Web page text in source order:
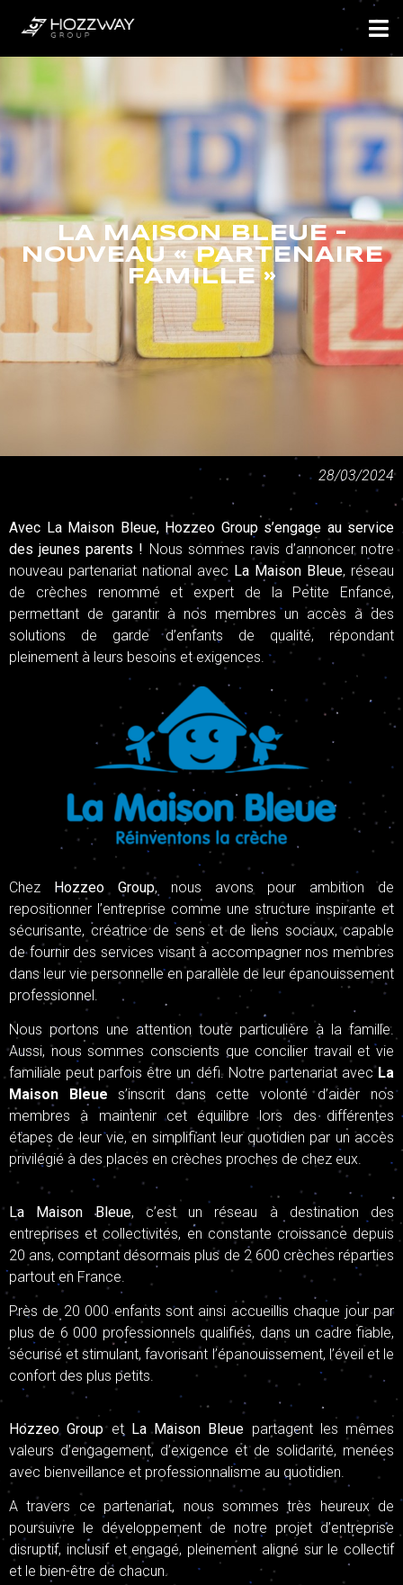
LA MAISON BLEUE –
NOUVEAU « PARTENAIRE
FAMILLE »
28/03/2024
Avec La Maison Bleue, Hozzeo Group s’engage au service
des jeunes parents ! Nous sommes ravis d’annoncer notre
nouveau partenariat national avec La Maison Bleue, réseau
de crèches renommé et expert de la Petite Enfance,
permettant de garantir à nos membres un accès à des
solutions de garde d’enfants de qualité, répondant
pleinement à leurs besoins et exigences.
Chez Hozzeo Group, nous avons pour ambition de
repositionner l’entreprise comme une structure inspirante et
sécurisante, créatrice de sens et de liens sociaux, capable
de fournir des services visant à accompagner nos membres
dans leur vie personnelle en parallèle de leur épanouissement
professionnel.
Nous portons une attention toute particulière à la famille.
Aussi, nous sommes conscients que concilier travail et vie
familiale peut parfois être un défi. Notre partenariat avec La
Maison Bleue s’inscrit dans cette volonté d’aider nos
membres à maintenir cet équilibre lors des différentes
étapes de leur vie, en simplifiant leur quotidien par un accès
privilégié à des places en crèches proches de chez eux.
La Maison Bleue, c’est un réseau
à destination des
entreprises et collectivités, en constante croissance depuis
20 ans, comptant désormais plus de 2 600 crèches réparties
partout en France.
Près de 20 000 enfants sont ainsi accueillis chaque jour par
plus de 6 000 professionnels qualifiés, dans un cadre fiable,
sécurisé et stimulant, favorisant l’épanouissement, l’éveil et le
confort des plus petits.
Hozzeo Groupet La Maison Bleue partagent les mêmes
valeurs d’engagement, d’exigence et de solidarité, menées
avec bienveillance et professionnalisme au quotidien.
A travers ce partenariat, nous sommes très heureux de
poursuivre le développement de notre projet d’entreprise
disruptif, inclusif et engagé, pleinement aligné sur le collectif
et le bien-être de chacun.